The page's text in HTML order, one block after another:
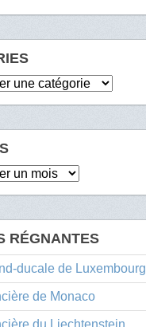
RÉGNANTES
ducale de Luxembourg
de Monaco
du Liechtenstein